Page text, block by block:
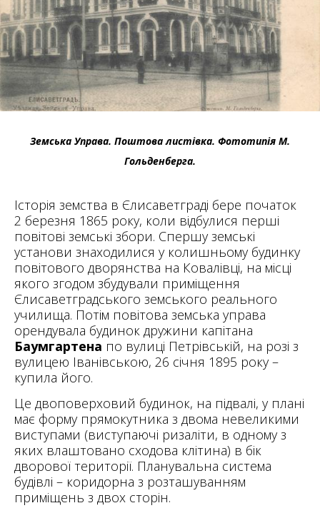
Земська Управа. Поштова листівка. Фототипія М.
Гольденберга.
Історія земства в Єлисаветграді бере початок
2 березня 1865 року, коли відбулися перші
повітові земські збори. Спершу земські
установи знаходилися у колишньому будинку
повітового дворянства на Ковалівці, на місці
якого згодом збудували приміщення
Єлисаветградського земського реального
училища. Потім повітова земська управа
орендувала будинок дружини капітана
Баумгартена по вулиці Петрівській, на розі з
вулицею Іванівською, 26 січня 1895 року –
купила його.
Це двоповерховий будинок, на підвалі, у плані
має форму прямокутника з двома невеликими
виступами (виступаючі ризаліти, в одному з
яких влаштовано сходова клітина) в бік
дворової території. Планувальна система
будівлі – коридорна з розташуванням
приміщень з двох сторін.